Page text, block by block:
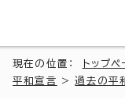
現在の位置： トップペ
平和宣言
>過去の平